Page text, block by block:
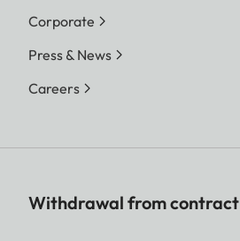
Corporate
Press & News
Careers
Withdrawal from contract